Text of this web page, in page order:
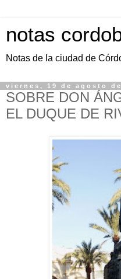
notas
Notas de la ciudad de
viernes, 19 de agosto de
SOBRE DON
EL DUQUE DE